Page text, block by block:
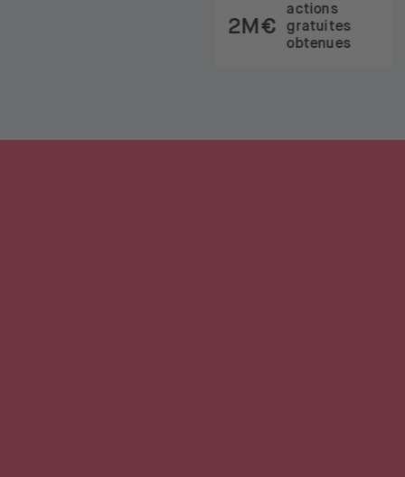
2M€
actions
gratuites
obtenues